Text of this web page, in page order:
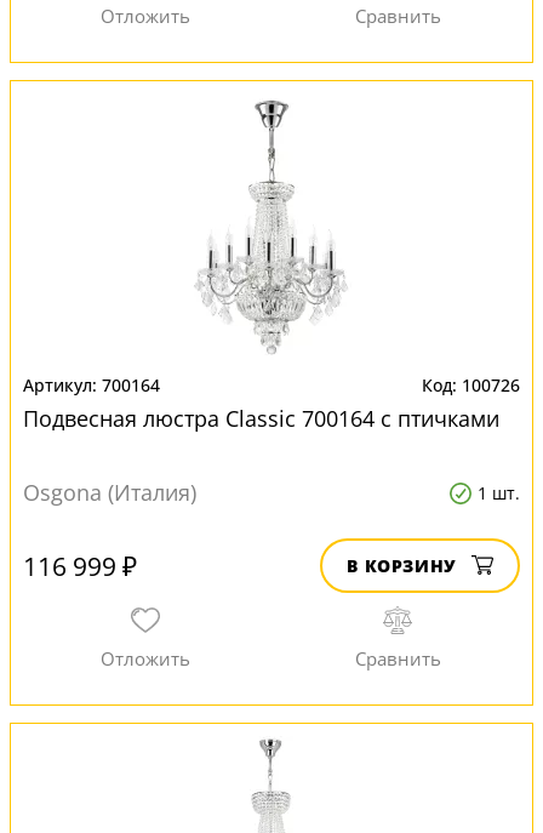
700164 100726
Подвесная люстра Classic 700164 с птичками
Osgona (Италия) 1 шт.
116 999 ₽ В КОРЗИНУ